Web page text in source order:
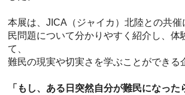
本展は、JICA（ジャイカ）北陸との共
民問題について分かりやすく紹介し、体
て、
難民の現実や切実さを学ぶことができる
「もし、ある日突然自分が難民になった